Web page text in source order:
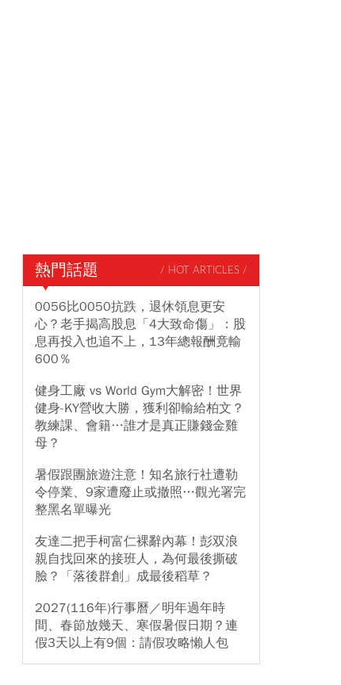
熱門話題 / HOT ARTICLES /
0056比0050抗跌，退休領息更安
心？老手揭高股息「4大致命傷」：股
息再投入也追不上，13年總報酬竟輸
600％
健身工廠 vs World Gym大解密！世界
健身-KY營收大勝，獲利卻輸給柏文？
教練課、會籍…誰才是真正賺錢金雞
母？
暑假跟團旅遊注意！知名旅行社遭勒
令停業、9家遭廢止或撤照…觀光署完
整黑名單曝光
友達二把手柯富仁裸辭內幕！彭双浪
親自找回來的接班人，為何最後撕破
臉？「落後群創」成最後稻草？
2027(116年)行事曆／明年過年時
間、春節放幾天、寒假暑假日期？連
假3天以上有9個：請假攻略懶人包